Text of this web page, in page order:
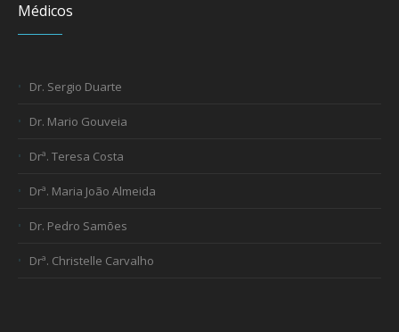
Médicos
Dr. Sergio Duarte
Dr. Mario Gouveia
Drª. Teresa Costa
Drª. Maria João Almeida
Dr. Pedro Samões
Drª. Christelle Carvalho